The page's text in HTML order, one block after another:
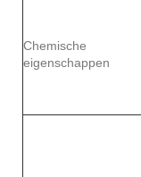
Chemische
eigenschappen